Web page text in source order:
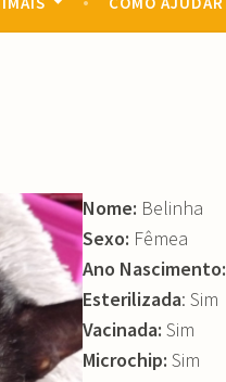
Nome: Belinha
Sexo: Fêmea
Ano Nascimento:
Esterilizada: Sim
Vacinada: Sim
Microchip: Sim